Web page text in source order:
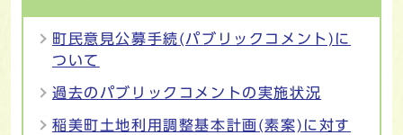
町民意見公募手続(パブリックコメント)に
ついて
過去のパブリックコメントの実施状況
稲美町土地利用調整基本計画(素案)に対す